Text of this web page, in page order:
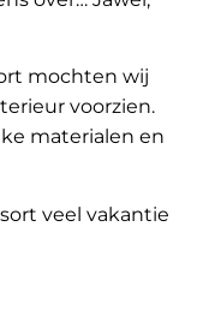
mochten wij
voorzien.
materialen en
veel vakantie